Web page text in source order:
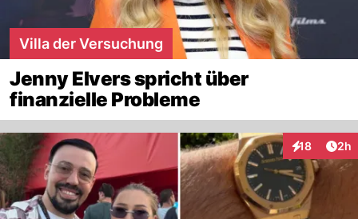
Villa der Versuchung
Jenny Elvers spricht über
finanzielle Probleme
18
Interaktionen
2h